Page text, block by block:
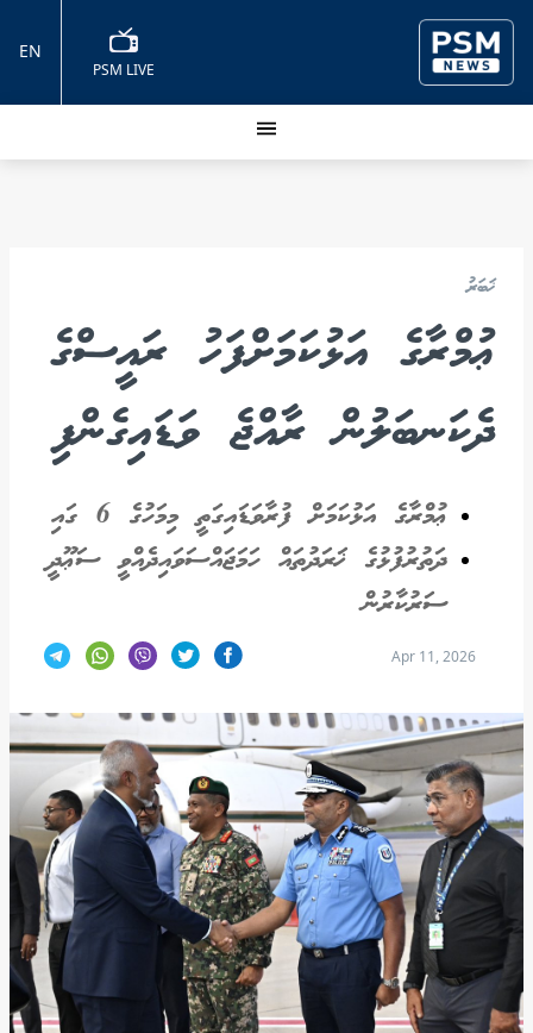
PSM LIVE
EN
ޚަބަރު
ޢުމްރާގެ އަޅުކަމަށްފަހު ރައީސްގެ
ދެކަނބަލުން ރާއްޖެ ވަޑައިގެންފި
ޢުމްރާގެ އަޅުކަމަށް ފުރާވަޑައިގަތީ މިމަހުގެ 6 ގައި
ދަތުރުފުޅުގެ ޚަރަދުތައް ހަމަޖައްސަވައިދެއްވީ ސަޢޫދީ
ސަރުކާރުން
Apr 11, 2026